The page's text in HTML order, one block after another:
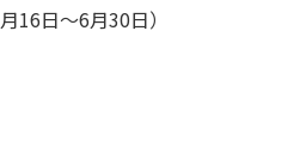
16日～6月30日）